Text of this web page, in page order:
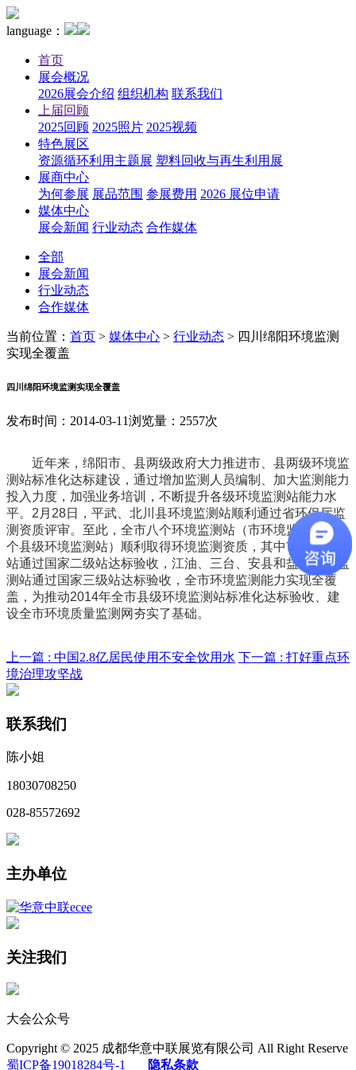
language：
首页
展会概况
2026展会介绍 组织机构 联系我们
上届回顾
2025回顾 2025照片 2025视频
特色展区
资源循环利用主题展 塑料回收与再生利用展
展商中心
为何参展 展品范围 参展费用 2026 展位申请
媒体中心
展会新闻 行业动态 合作媒体
全部
展会新闻
行业动态
合作媒体
当前位置： 首页 > 媒体中心 > 行业动态 > 四川绵阳环境监测
实现全覆盖
四川绵阳环境监测实现全覆盖
发布时间：2014-03-11浏览量：2557次
近年来，绵阳市、县两级政府大力推进市、县两级环境监
测站标准化达标建设，通过增加监测人员编制、加大监测能力
投入力度，加强业务培训，不断提升各级环境监测站能力水
平。2月28日，平武、北川县环境监测站顺利通过省环保厅监
测资质评审。至此，全市八个环境监测站（市环境监测站和7
个县级环境监测站）顺利取得环境监测资质，其中市环境监测
站通过国家二级站达标验收，江油、三台、安县和盐亭环境监
测站通过国家三级站达标验收，全市环境监测能力实现全覆
盖，为推动2014年全市县级环境监测站标准化达标验收、建
设全市环境质量监测网夯实了基础。
上一篇 : 中国2.8亿居民使用不安全饮用水 下一篇 : 打好重点环
境治理攻坚战
联系我们
陈小姐
18030708250
028-85572692
主办单位
关注我们
大会公众号
Copyright © 2025 成都华意中联展览有限公司 All Right Reserve
蜀ICP备19018284号-1
隐私条款